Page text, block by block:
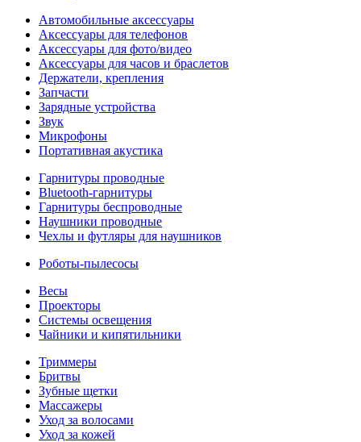
Автомобильные аксессуары
Аксессуары для телефонов
Аксессуары для фото/видео
Аксессуары для часов и браслетов
Держатели, крепления
Запчасти
Зарядные устройства
Звук
Микрофоны
Портативная акустика
Гарнитуры проводные
Bluetooth-гарнитуры
Гарнитуры беспроводные
Наушники проводные
Чехлы и футляры для наушников
Роботы-пылесосы
Весы
Проекторы
Системы освещения
Чайники и кипятильники
Триммеры
Бритвы
Зубные щетки
Массажеры
Уход за волосами
Уход за кожей